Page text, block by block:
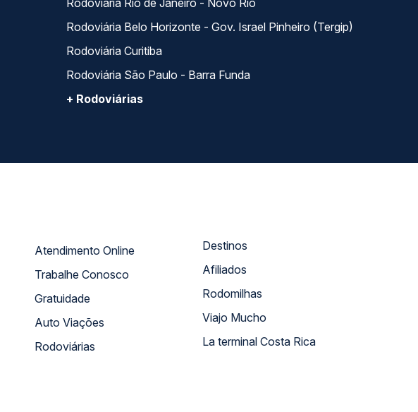
Rodoviária Rio de Janeiro - Novo Rio
Rodoviária Belo Horizonte - Gov. Israel Pinheiro (Tergip)
Rodoviária Curitiba
Rodoviária São Paulo - Barra Funda
+ Rodoviárias
Atendimento Online
Trabalhe Conosco
Gratuidade
Auto Viações
Rodoviárias
Destinos
Afiliados
Rodomilhas
Viajo Mucho
La terminal Costa Rica